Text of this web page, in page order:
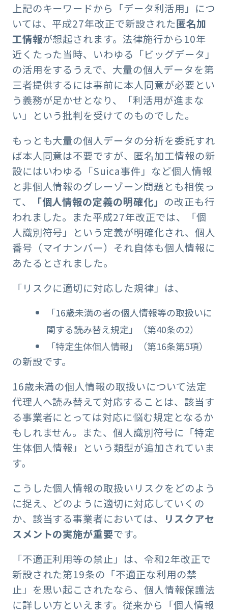
上記のキーワードから「データ利活用」につ
いては、平成27年改正で新設された匿名加
工情報が想起されます。法律施行から10年
近くたった当時、いわゆる「ビッグデータ」
の活用をするうえで、大量の個人データを第
三者提供するには事前に本人同意が必要とい
う義務が足かせとなり、「利活用が進まな
い」という批判を受けてのものでした。
もっとも大量の個人データの分析を委託すれ
ば本人同意は不要ですが、匿名加工情報の新
設にはいわゆる「Suica事件」など個人情報
と非個人情報のグレーゾーン問題とも相俟っ
て、
「個人情報の定義の明確化」 の改正も行
われました。また平成27年改正では、「個
人識別符号」という定義が明確化され、個人
番号（マイナンバー）それ自体も個人情報に
あたるとされました。
「リスクに適切に対応した規律」は、
「16歳未満の者の個人情報等の取扱いに
関する読み替え規定」（第40条の2）
「特定生体個人情報」（第16条第5項）
の新設です。
16歳未満の個人情報の取扱いについて法定
代理人へ読み替えて対応することは、該当す
る事業者にとっては対応に悩む規定となるか
もしれません。また、個人識別符号に「特定
生体個人情報」という類型が追加されていま
す。
こうした個人情報の取扱いリスクをどのよう
に捉え、どのように適切に対応していくの
か、該当する事業者においては、
リスクアセ
スメントの実施が重要です。
「不適正利用等の禁止」は、令和2年改正で
新設された第19条の「不適正な利用の禁
止」を思い起こされたなら、個人情報保護法
に詳しい方といえます。従来から「個人情報